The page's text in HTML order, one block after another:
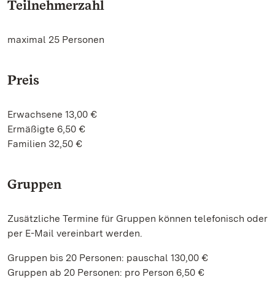
Teilnehmerzahl
maximal 25 Personen
Preis
Erwachsene 13,00 €
Ermäßigte 6,50 €
Familien 32,50 €
Gruppen
Zusätzliche Termine für Gruppen können telefonisch oder
per E-Mail vereinbart werden.
Gruppen bis 20 Personen: pauschal 130,00 €
Gruppen ab 20 Personen: pro Person 6,50 €